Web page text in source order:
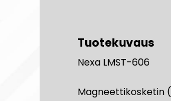
Tuotekuvaus
Nexa LMST-606
Magneettikosketin